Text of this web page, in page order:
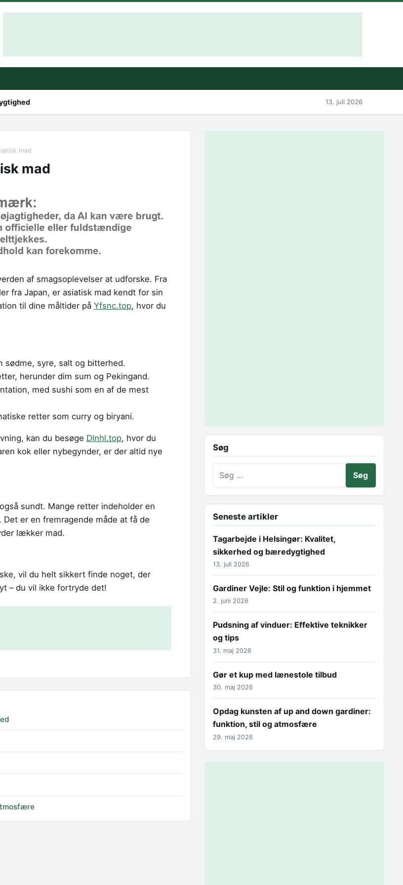
13. juli 2026
mad
mad
af smagsoplevelser at udforske. Fra
fra Japan, er asiatisk mad kendt for sin
til dine måltider på Yfsnc.top, hvor du
sødme, syre, salt og bitterhed.
herunder dim sum og Pekingand.
med sushi som en af de mest
retter som curry og biryani.
kan du besøge Dlnhl.top, hvor du
kok eller nybegynder, er der altid nye
sundt. Mange retter indeholder en
er en fremragende måde at få de
lækker mad.
vil du helt sikkert finde noget, der
– du vil ikke fortryde det!
Søg
Seneste artikler
Tagarbejde i Helsingør: Kvalitet,
sikkerhed og bæredygtighed
13. juli 2026
Gardiner Vejle: Stil og funktion i hjemmet
2. juni 2026
Pudsning af vinduer: Effektive teknikker
og tips
31. maj 2026
Gør et kup med lænestole tilbud
30. maj 2026
Opdag kunsten af up and down gardiner:
funktion, stil og atmosfære
29. maj 2026